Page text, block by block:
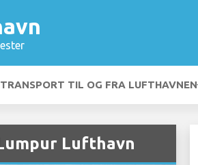
TRANSPORT TIL OG FRA LUFTHAVNEN
Lufthavn